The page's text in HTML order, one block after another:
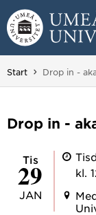
Hoppa direkt
Huvudmenyn dold.
Start Du är här:
Drop in -
Drop in -
tis
29
JAN
kl.